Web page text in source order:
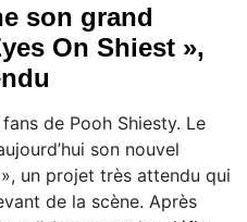
son grand
On Shiest »,
de Pooh Shiesty. Le
son nouvel
un projet très attendu qui
de la scène. Après